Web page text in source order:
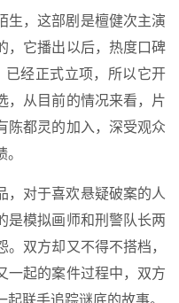
生，这部剧是檀健次主演
，它播出以后，热度口碑
已经正式立项，所以它开
，从目前的情况来看，片
陈都灵的加入，深受观众
，对于喜欢悬疑破案的人
是模拟画师和刑警队长两
双方却又不得不搭档，
一起的案件过程中，双方
联手追踪谜底的故事。